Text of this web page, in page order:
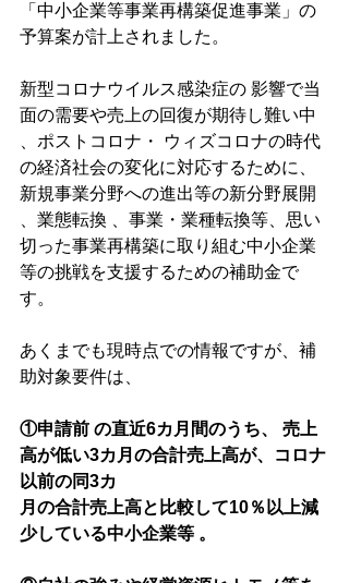
「中小企業等事業再構築促進事業」の
予算案が計上されました。
新型コロナウイルス感染症の 影響で当
面の需要や売上の回復が期待し難い中
、ポストコロナ・ ウィズコロナの時代
の経済社会の変化に対応するために、
新規事業分野への進出等の新分野展開
、業態転換 、事業・業種転換等、思い
切った事業再構築に取り組む中小企業
等の挑戦を支援するための補助金で
す。
あくまでも現時点での情報ですが、補
助対象要件は、
①申請前 の直近6カ月間のうち、 売上
高が低い3カ月の合計売上高が、コロナ
以前の同3カ
月の合計売上高と比較して10％以上減
少している中小企業等 。